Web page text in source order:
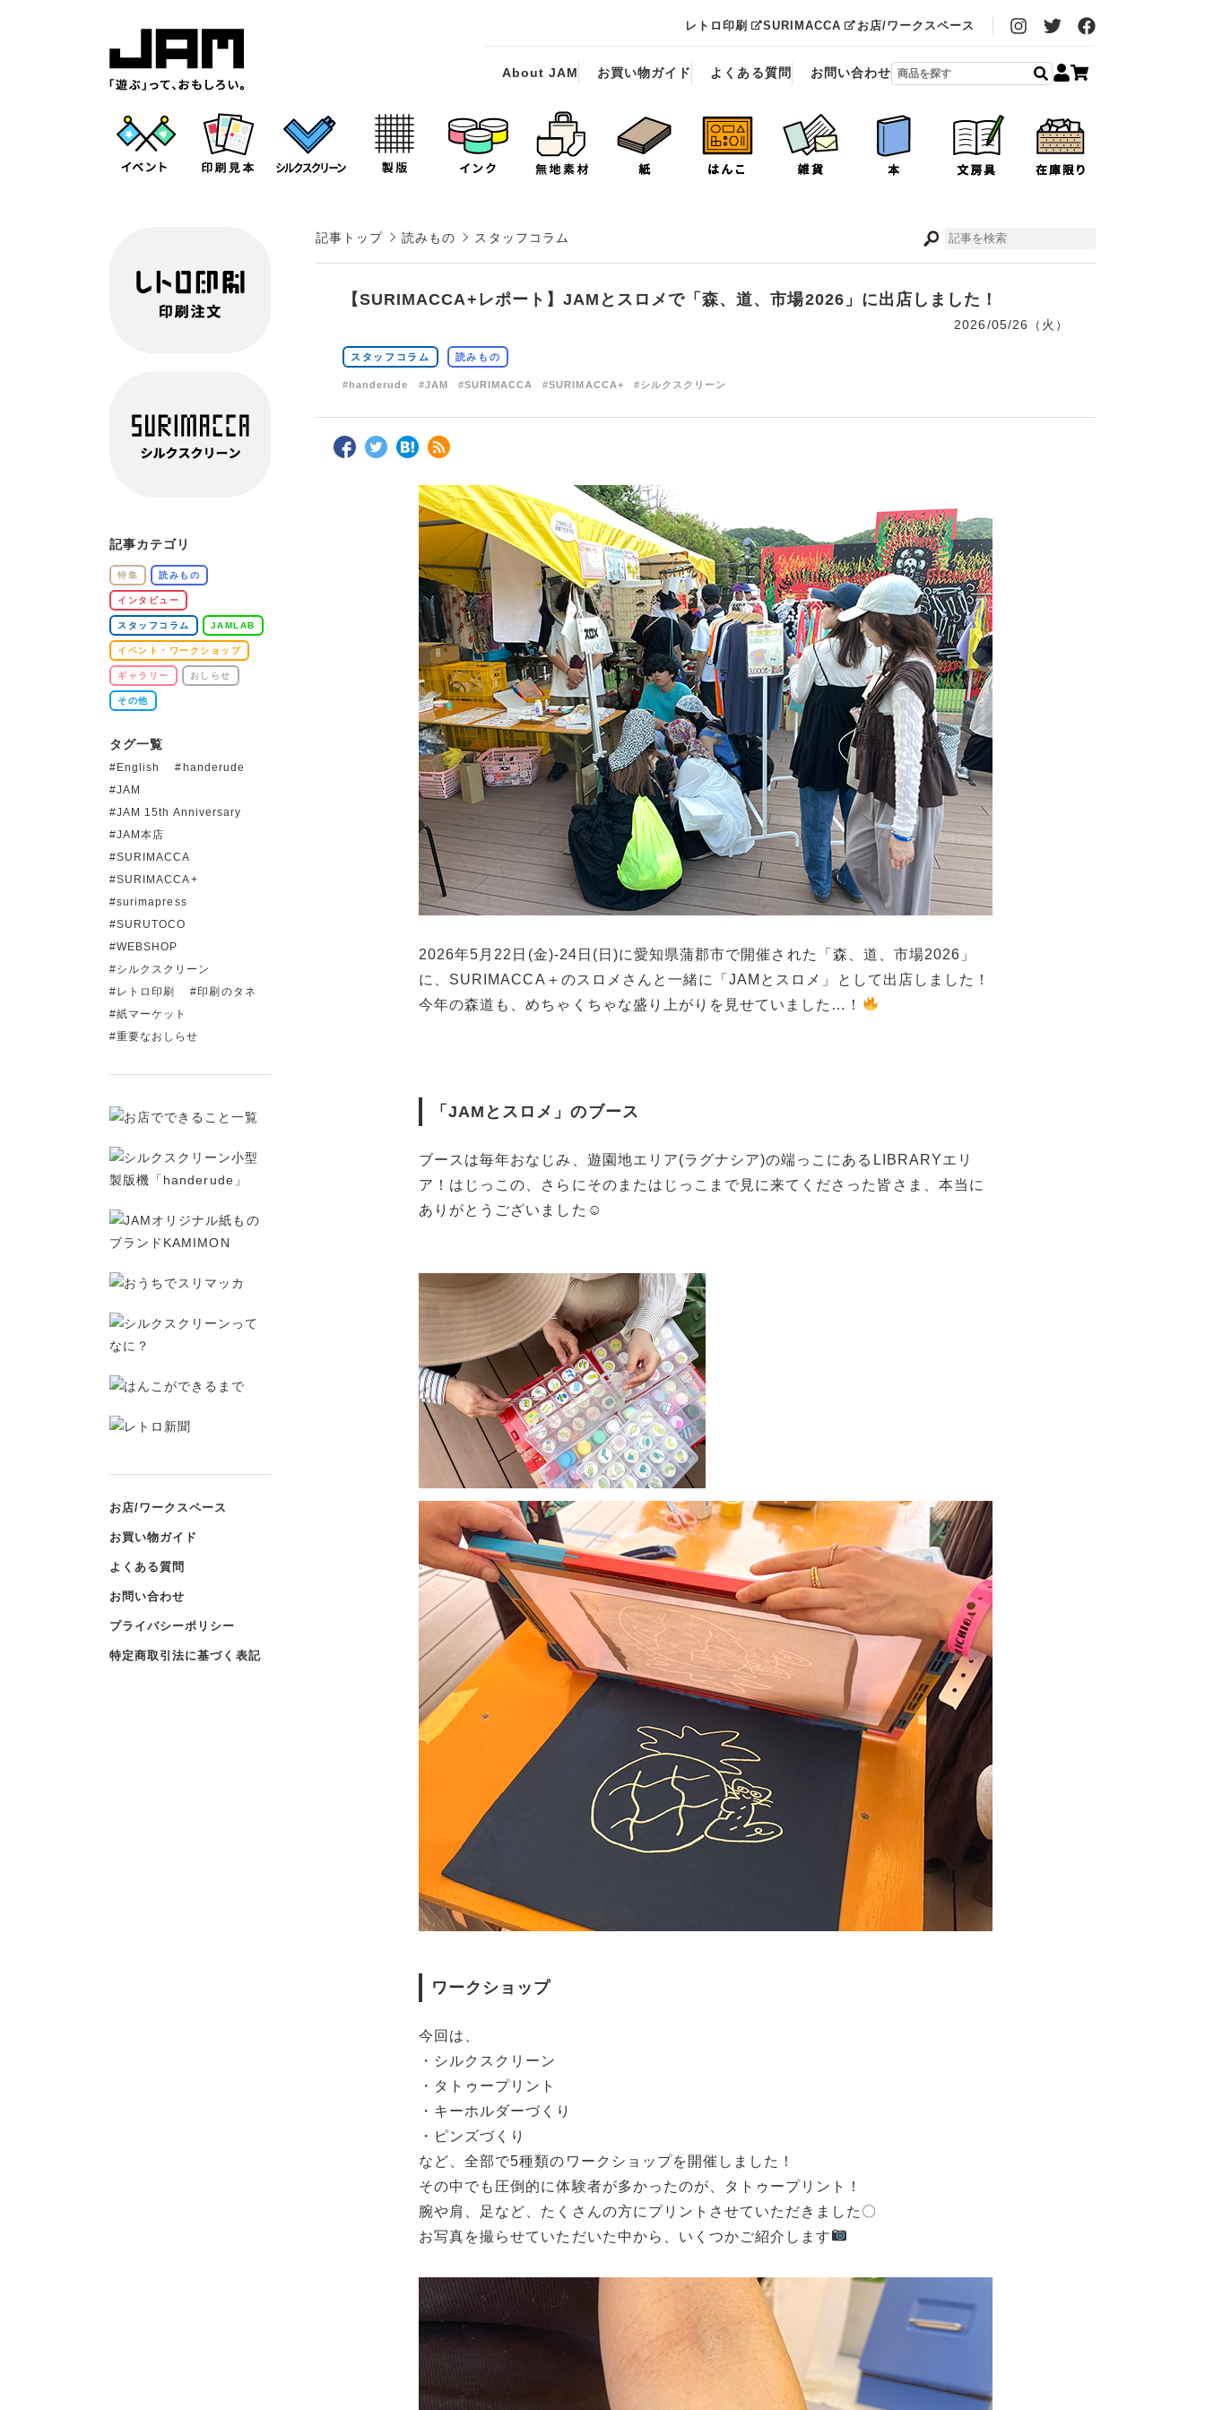
レトロ印刷 SURIMACCA お店/ワークスペース
About JAM お買い物ガイド よくある質問 お問い合わせ
記事トップ 読みもの スタッフコラム
【SURIMACCA+レポート】JAMとスロメで「森、道、市場2026」に出店しました！
2026/05/26（火）
スタッフコラム 読みもの
#handerude #JAM #SURIMACCA #SURIMACCA+ #シルクスクリーン
2026年5月22日(金)-24日(日)に愛知県蒲郡市で開催された「森、道、市場2026」
に、SURIMACCA＋のスロメさんと一緒に「JAMとスロメ」として出店しました！
今年の森道も、めちゃくちゃな盛り上がりを見せていました…！
「JAMとスロメ」のブース
ブースは毎年おなじみ、遊園地エリア(ラグナシア)の端っこにあるLIBRARYエリ
ア！はじっこの、さらにそのまたはじっこまで見に来てくださった皆さま、本当に
ありがとうございました☺
ワークショップ
今回は、
・シルクスクリーン
・タトゥープリント
・キーホルダーづくり
・ピンズづくり
など、全部で5種類のワークショップを開催しました！
その中でも圧倒的に体験者が多かったのが、タトゥープリント！
腕や肩、足など、たくさんの方にプリントさせていただきました〇
お写真を撮らせていただいた中から、いくつかご紹介します
記事カテゴリ
特集 読みもの
インタビュー
スタッフコラム JAMLAB
イベント・ワークショップ
ギャラリー おしらせ
その他
タグ一覧
English
handerude
JAM
JAM 15th Anniversary
JAM本店
SURIMACCA
SURIMACCA+
surimapress
SURUTOCO
WEBSHOP
シルクスクリーン
レトロ印刷
印刷のタネ
紙マーケット
重要なおしらせ
お店/ワークスペース
お買い物ガイド
よくある質問
お問い合わせ
プライバシーポリシー
特定商取引法に基づく表記